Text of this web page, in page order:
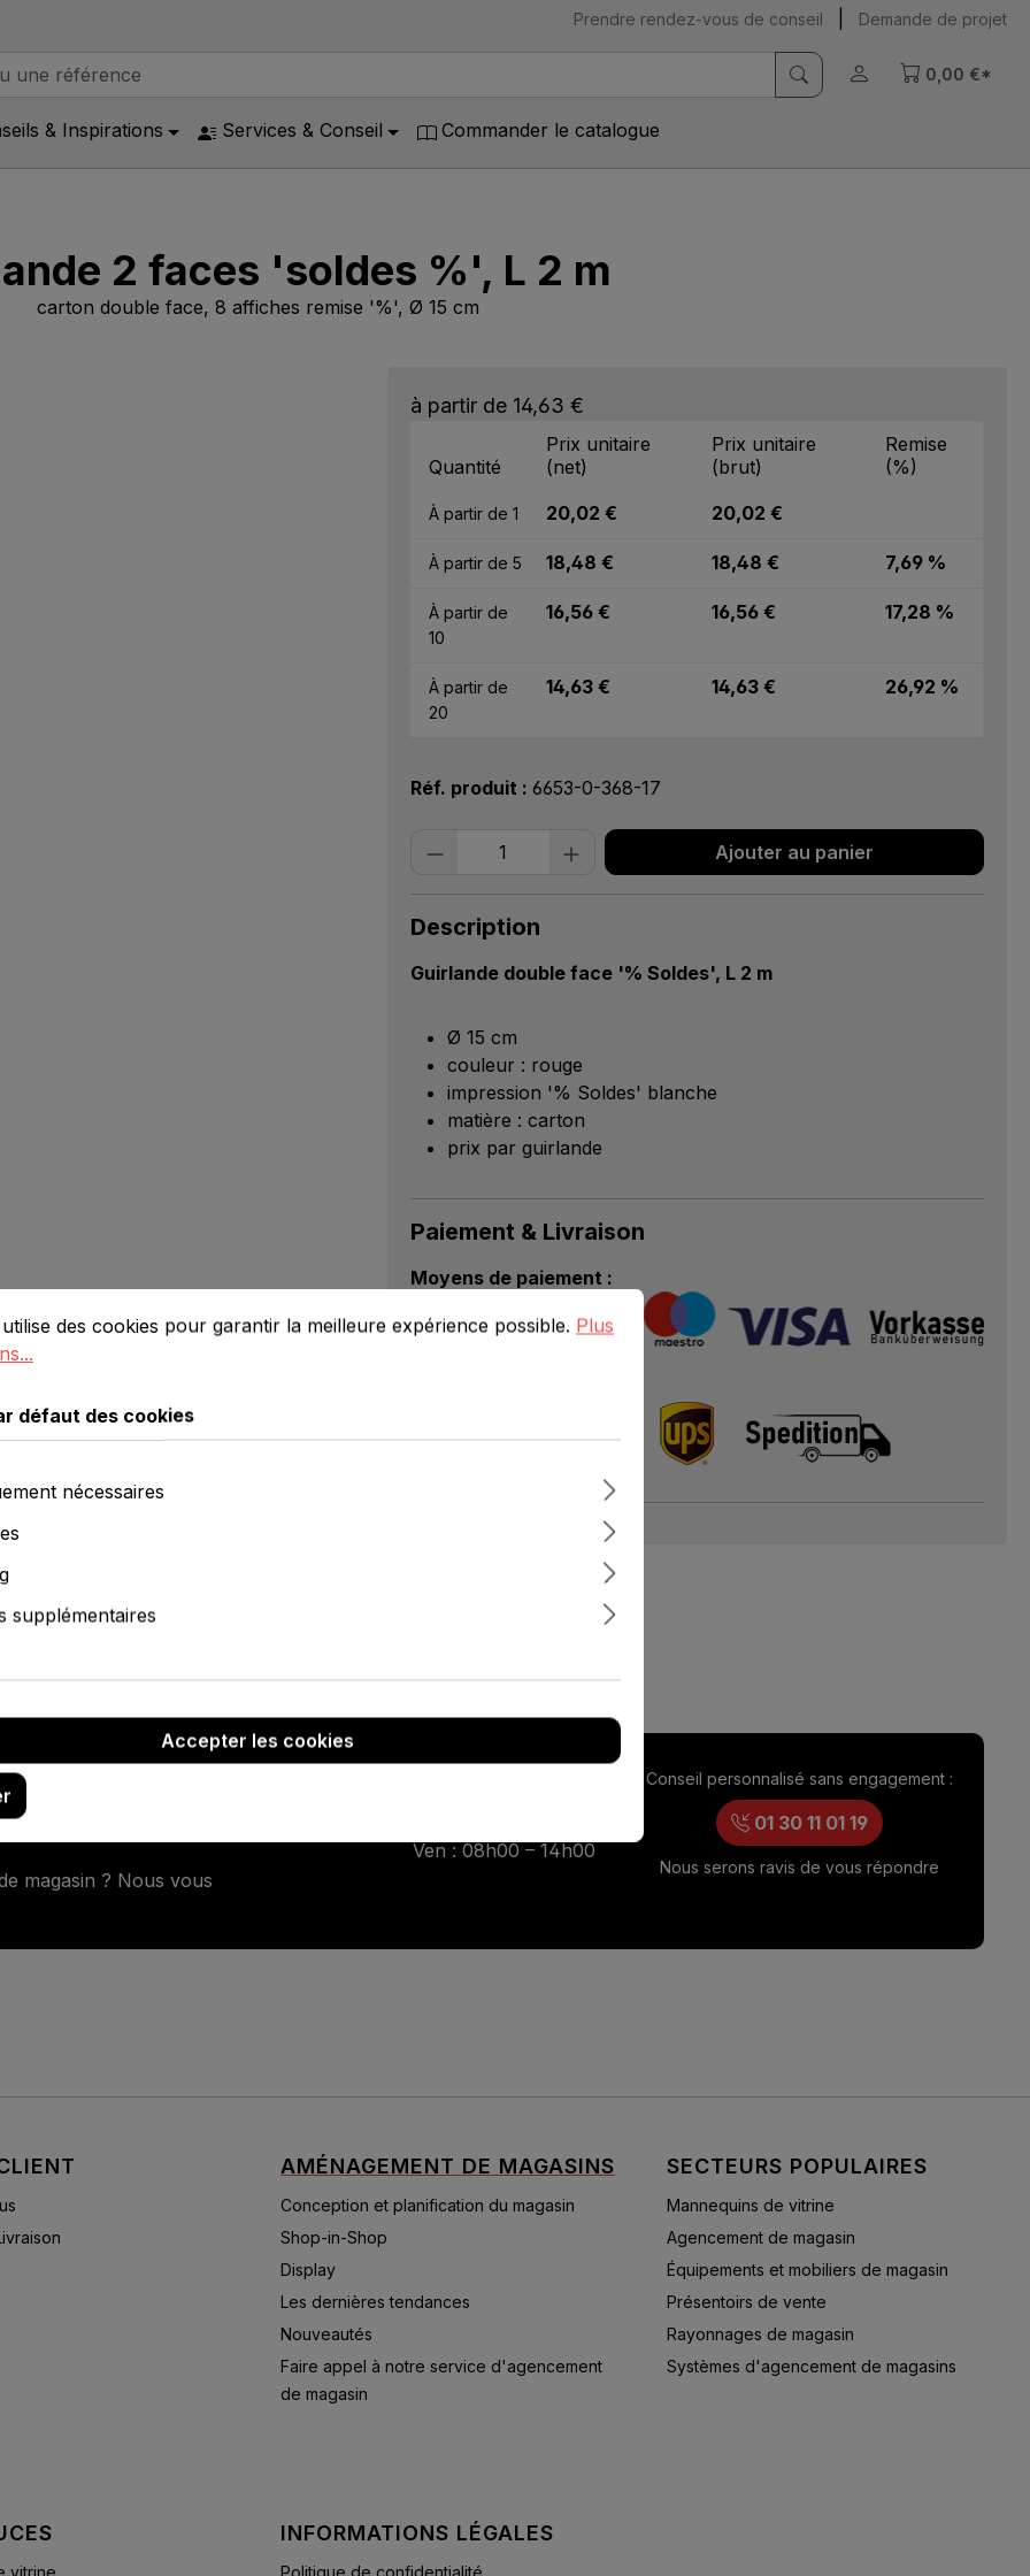
Prendre rendez-vous de conseil Demande de projet
0,00 €*
& Inspirations Services & Conseil Commander le catalogue
2 faces 'soldes %', L 2 m
carton double face, 8 affiches remise '%', Ø 15 cm
à partir de 14,63 €
Quantité
Prix unitaire
(net)
Prix unitaire
(brut)
Remise
(%)
À partir de1 20,02 € 20,02 €
À partir de5 18,48 € 18,48 € 7,69 %
À partir de
10
16,56 € 16,56 € 17,28 %
À partir de
20
14,63 € 14,63 € 26,92 %
Réf. produit :6653-0-368-17
Quantité de produit : Entrez la quantité
Ajouter au panier
Description
Guirlande double face '% Soldes', L 2 m
Ø 15 cm
couleur : rouge
impression '% Soldes' blanche
matière : carton
prix par guirlande
Paiement & Livraison
Moyens de paiement :
selon vos besoins
magasin ? Nous vous
Ven : 08h00 – 14h00
Conseil personnalisé sans engagement :
01 30 11 01 19
Nous serons ravis de vous répondre
AMÉNAGEMENT DE MAGASINS
Conception et planification du magasin
Shop-in-Shop
Display
Les dernières tendances
Nouveautés
Faire appel à notre service d'agencement
de magasin
SECTEURS POPULAIRES
Mannequins de vitrine
Agencement de magasin
Équipements et mobiliers de magasin
Présentoirs de vente
Rayonnages de magasin
Systèmes d'agencement de magasins
vitrine
INFORMATIONS LÉGALES
Politique de confidentialité
des cookies
des cookies pour garantir la meilleure expérience possible.
Plus d'informations...
des cookies pour garantir la meilleure expérience possible. Plus
défaut des cookies
nécessaires
supplémentaires
Accepter les cookies